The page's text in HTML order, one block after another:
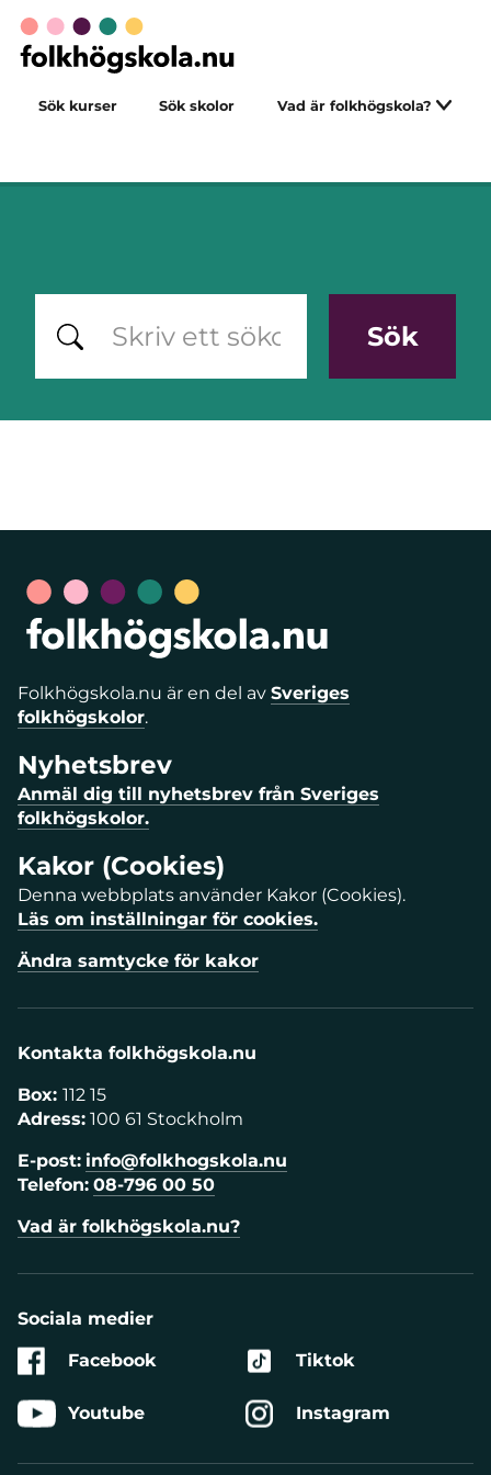
Sök kurser Sök skolor Vad är folkhögskola?
Sök
Folkhögskola.nu är en del av Sveriges
folkhögskolor.
Nyhetsbrev
Anmäl dig till nyhetsbrev från Sveriges
folkhögskolor.
Kakor (Cookies)
Denna webbplats använder Kakor (Cookies).
Läs om inställningar för cookies.
Ändra samtycke för kakor
Kontakta folkhögskola.nu
Box: 112 15
Adress: 100 61 Stockholm
E-post: info@folkhogskola.nu
Telefon: 08-796 00 50
Vad är folkhögskola.nu?
Sociala medier
Facebook
Youtube
Tiktok
Instagram